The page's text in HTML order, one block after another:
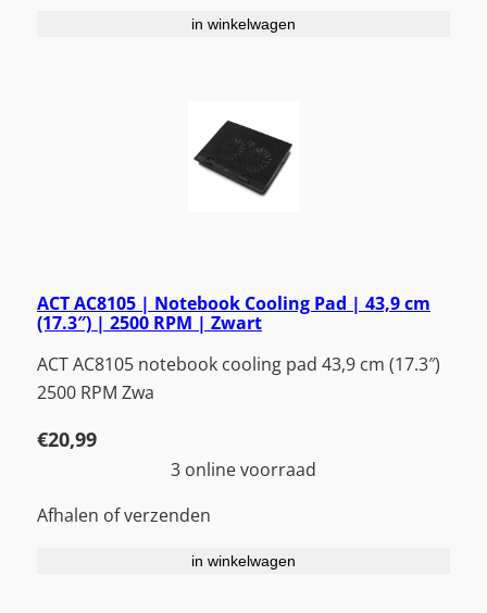
in winkelwagen
ACT AC8105 | Notebook Cooling Pad | 43,9 cm
(17.3″) | 2500 RPM | Zwart
ACT AC8105 notebook cooling pad 43,9 cm (17.3″)
2500 RPM Zwa
€20,99
3 online voorraad
Afhalen of verzenden
in winkelwagen